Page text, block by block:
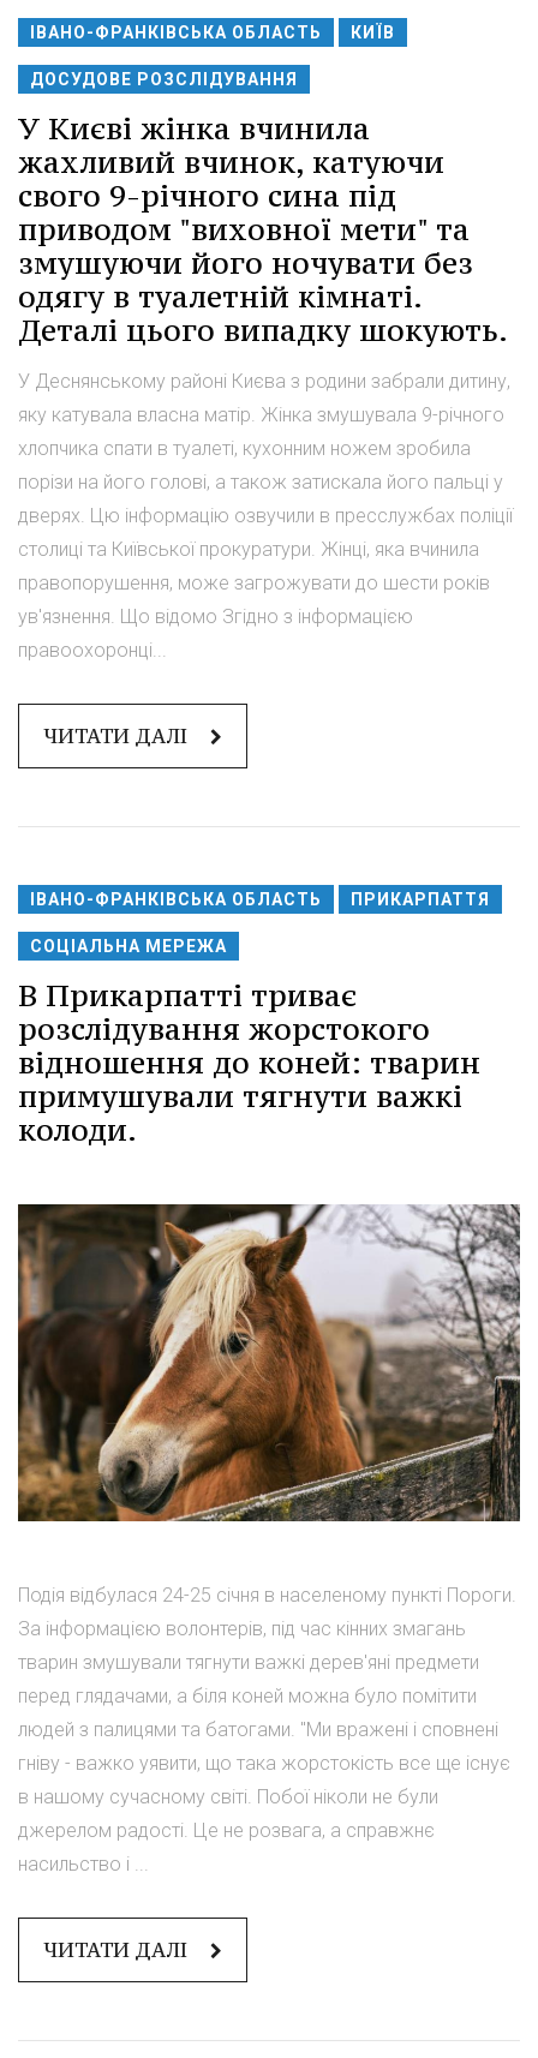
ІВАНО-ФРАНКІВСЬКА ОБЛАСТЬ КИЇВ
ДОСУДОВЕ РОЗСЛІДУВАННЯ
У Києві жінка вчинила
жахливий вчинок, катуючи
свого 9-річного сина під
приводом "виховної мети" та
змушуючи його ночувати без
одягу в туалетній кімнаті.
Деталі цього випадку шокують.
У Деснянському районі Києва з родини забрали дитину,
яку катувала власна матір. Жінка змушувала 9-річного
хлопчика спати в туалеті, кухонним ножем зробила
порізи на його голові, а також затискала його пальці у
дверях. Цю інформацію озвучили в пресслужбах поліції
столиці та Київської прокуратури. Жінці, яка вчинила
правопорушення, може загрожувати до шести років
ув'язнення. Що відомо Згідно з інформацією
правоохоронці...
ЧИТАТИ ДАЛІ
ІВАНО-ФРАНКІВСЬКА ОБЛАСТЬ ПРИКАРПАТТЯ
СОЦІАЛЬНА МЕРЕЖА
В Прикарпатті триває
розслідування жорстокого
відношення до коней: тварин
примушували тягнути важкі
колоди.
Подія відбулася 24-25 січня в населеному пункті Пороги.
За інформацією волонтерів, під час кінних змагань
тварин змушували тягнути важкі дерев'яні предмети
перед глядачами, а біля коней можна було помітити
людей з палицями та батогами. "Ми вражені і сповнені
гніву - важко уявити, що така жорстокість все ще існує
в нашому сучасному світі. Побої ніколи не були
джерелом радості. Це не розвага, а справжнє
насильство і ...
ЧИТАТИ ДАЛІ